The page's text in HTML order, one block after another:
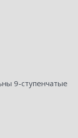
9-ступенчатые